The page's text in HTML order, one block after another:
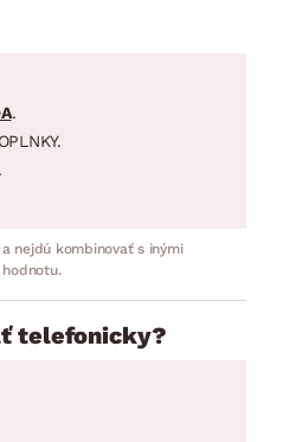
.
nejdú kombinovať s inými
telefonicky?